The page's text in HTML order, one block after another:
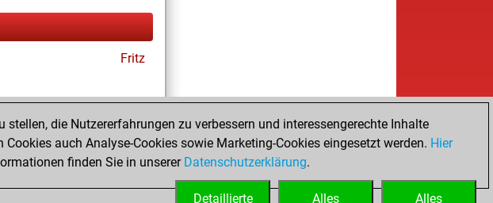
Fritz
Play
die Nutzererfahrungen zu verbessern und interessengerechte Inhalte
auch Analyse-Cookies sowie Marketing-Cookies eingesetzt werden. Hier
finden Sie in unserer Datenschutzerklärung.
Alles
Alles
Detaillierte